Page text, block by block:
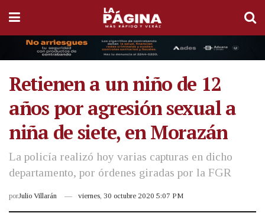
Retienen a un niño de 12
años por agresión sexual a
niña de siete, en Morazán
La policía realizó hoy varias capturas en dicho
departamento, por órdenes giradas por la FGR
porJulio Villarán viernes, 30 octubre 2020 5:07 PM